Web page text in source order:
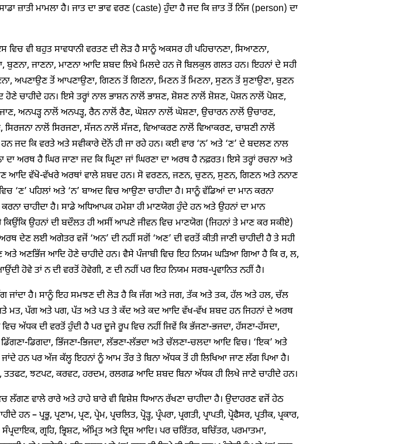
ਜ਼ਾਤੀ ਮਾਮਲਾ ਹੈ। ਜਾਤ ਦਾ ਭਾਵ ਵਰਣ (caste) ਹੁੰਦਾ ਹੈ ਜਦ ਕਿ ਜ਼ਾਤ ਤੋਂ ਨਿੱਜ (person) ਦਾ
ਵਿਚ ਵੀ ਬਹੁਤ ਸਾਵਧਾਨੀ ਵਰਤਣ ਦੀ ਲੋੜ ਹੈ ਸਾਨੂੰ ਅਕਸਰ ਹੀ ਪਹਿਚਾਨਣਾ, ਸਿਆਣਨਾ,
ਬੁਣਨਾ, ਜਾਣਨਾ, ਮਾਣਨਾ ਆਦਿ ਸ਼ਬਦ ਲਿਖੇ ਮਿਲਦੇ ਹਨ ਜੋ ਬਿਲਕੁਲ ਗਲਤ ਹਨ। ਇਹਨਾਂ ਦੇ ਸਹੀ
ਅਪਣਾਉਣ ਤੋਂ ਆਪਣਾਉਣਾ, ਗਿਣਨ ਤੋਂ ਗਿਣਨਾ, ਮਿਣਨ ਤੋਂ ਮਿਣਨਾ, ਸੁਣਨ ਤੋਂ ਸੁਣਾਉਣਾ, ਬੁਣਨ
ਹੋਣੇ ਚਾਹੀਦੇ ਹਨ। ਇਸੇ ਤਰ੍ਹਾਂ ਨਾਲ ਭਾਸ਼ਨ ਨਾਲੋਂ ਭਾਸ਼ਣ, ਸ਼ੋਸ਼ਣ ਨਾਲੋਂ ਸ਼ੋਸ਼ਣ, ਪੋਸ਼ਨ ਨਾਲੋਂ ਪੋਸ਼ਣ,
ਅਨਪੜ੍ਹ ਨਾਲੋਂ ਅਨਪੜ੍ਹ, ਰੈਨ ਨਾਲੋਂ ਰੈਣ, ਘੋਸ਼ਨਾ ਨਾਲੋਂ ਘੋਸ਼ਣਾ, ਉਚਾਰਨ ਨਾਲੋਂ ਉਚਾਰਣ,
ਨਾਲੋਂ ਸਿਰਜਣਾ, ਸੱਜਨ ਨਾਲੋਂ ਸੱਜਣ, ਵਿਆਕਰਣ ਨਾਲੋਂ ਵਿਆਕਰਣ, ਚਾਸ਼ਣੀ ਨਾਲੋਂ
ਜਦ ਕਿ ਵਰਤੇ ਅਤੇ ਸਵੀਕਾਰੇ ਦੋਨੋਂ ਹੀ ਜਾ ਰਹੇ ਹਨ। ਕਈ ਵਾਰ ‘ਨ’ ਅਤੇ ‘ਣ’ ਦੇ ਬਦਲਣ ਨਾਲ
ਅਰਥ ਹੈ ਘਿਰ ਜਾਣਾ ਜਦ ਕਿ ਘ੍ਰਿਣਾ ਜਾਂ ਘਿਰਣਾ ਦਾ ਅਰਥ ਹੈ ਨਫ਼ਰਤ। ਇਸੇ ਤਰ੍ਹਾਂ ਰਚਨਾ ਅਤੇ
ਆਦਿ ਵੱਖੋ-ਵੱਖਰੇ ਅਰਥਾਂ ਵਾਲੇ ਸ਼ਬਦ ਹਨ। ਸੋ ਵਰਣਨ, ਜਣਨ, ਚੁਣਨ, ਸੁਣਨ, ਗਿਣਨ ਅਤੇ ਨਨਾਣ
ਪਹਿਲਾਂ ਅਤੇ ‘ਨ’ ਬਾਅਦ ਵਿਚ ਆਉਣਾ ਚਾਹੀਦਾ ਹੈ। ਸਾਨੂੰ ਵੱਡਿਆਂ ਦਾ ਮਾਨ ਕਰਨਾ
ਚਾਹੀਦਾ ਹੈ। ਸਾਡੇ ਅਧਿਆਪਕ ਹਮੇਸ਼ਾ ਹੀ ਮਾਣਯੋਗ ਹੁੰਦੇ ਹਨ ਅਤੇ ਉਹਨਾਂ ਦਾ ਮਾਨ
ਕਿਉਂਕਿ ਉਹਨਾਂ ਦੀ ਬਦੌਲਤ ਹੀ ਅਸੀਂ ਆਪਣੇ ਜੀਵਨ ਵਿਚ ਮਾਣਯੋਗ (ਜਿਹਨਾਂ ਤੇ ਮਾਣ ਕਰ ਸਕੀਏ)
ਦੇਣ ਲਈ ਅਗੇਤਰ ਵਜੋਂ ‘ਅਨ’ ਦੀ ਨਹੀਂ ਸਗੋਂ ‘ਅਣ’ ਦੀ ਵਰਤੋਂ ਕੀਤੀ ਜਾਣੀ ਚਾਹੀਦੀ ਹੈ ਤੇ ਸਹੀ
ਅਣਭਿੱਜ ਆਦਿ ਹੋਣੇ ਚਾਹੀਦੇ ਹਨ। ਵੈਸੇ ਪੰਜਾਬੀ ਵਿਚ ਇਹ ਨਿਯਮ ਘੜਿਆ ਗਿਆ ਹੈ ਕਿ ਰ, ਲ,
ਹੋਵੇ ਤਾਂ ਨ ਦੀ ਵਰਤੋਂ ਹੋਵੇਗੀ, ਣ ਦੀ ਨਹੀਂ ਪਰ ਇਹ ਨਿਯਮ ਸਰਬ-ਪ੍ਰਵਾਨਿਤ ਨਹੀਂ ਹੈ।
ਜਾਂਦਾ ਹੈ। ਸਾਨੂੰ ਇਹ ਸਮਝਣ ਦੀ ਲੋੜ ਹੈ ਕਿ ਜੱਗ ਅਤੇ ਜਗ, ਤੱਕ ਅਤੇ ਤਕ, ਹੱਲ ਅਤੇ ਹਲ, ਚੱਲ
ਪੱਗ ਅਤੇ ਪਗ, ਪੱਤ ਅਤੇ ਪਤ ਤੇ ਕੱਦ ਅਤੇ ਕਦ ਆਦਿ ਵੱਖ-ਵੱਖ ਸ਼ਬਦ ਹਨ ਜਿਹਨਾਂ ਦੇ ਅਰਥ
ਅੱਧਕ ਦੀ ਵਰਤੋਂ ਹੁੰਦੀ ਹੈ ਪਰ ਦੂਜੇ ਰੂਪ ਵਿਚ ਨਹੀਂ ਜਿਵੇਂ ਕਿ ਭੱਜਣਾ-ਭਜਦਾ, ਹੱਸਣਾ-ਹੱਸਦਾ,
ਡਿਗਦਾ, ਭਿੱਜਣਾ-ਭਿਜਦਾ, ਲੱਭਣਾ-ਲੱਭਦਾ ਅਤੇ ਚੱਲਣਾ-ਚਲਦਾ ਆਦਿ ਵਿਚ। ‘ਇਕ’ ਅਤੇ
ਜਾਂਦੇ ਹਨ ਪਰ ਅੱਜ ਕੱਲ੍ਹ ਇਹਨਾਂ ਨੂੰ ਆਮ ਤੌਰ ਤੇ ਬਿਨਾ ਅੱਧਕ ਤੋਂ ਹੀ ਲਿਖਿਆ ਜਾਣ ਲੱਗ ਪਿਆ ਹੈ।
ਝਟਪਟ, ਕਰਵਟ, ਹਰਦਮ, ਰਲਗਡ ਆਦਿ ਸ਼ਬਦ ਬਿਨਾ ਅੱਧਕ ਹੀ ਲਿਖੇ ਜਾਣੇ ਚਾਹੀਦੇ ਹਨ।
ਲੱਗਣ ਵਾਲੇ ਰਾਰੇ ਅਤੇ ਹਾਹੇ ਬਾਰੇ ਵੀ ਵਿਸ਼ੇਸ਼ ਧਿਆਨ ਰੱਖਣਾ ਚਾਹੀਦਾ ਹੈ। ਉਦਾਹਰਣ ਵਜੋਂ ਹੇਠ
– ਪ੍ਰਭੂ, ਪ੍ਰਣਾਮ, ਪ੍ਰਣ, ਪ੍ਰੇਮ, ਪ੍ਰਚਲਿਤ, ਪ੍ਰੋੜ੍ਹ, ਪ੍ਰੰਪਰਾ, ਪ੍ਰਗਤੀ, ਪ੍ਰਾਪਤੀ, ਪ੍ਰੋਫੈਸਰ, ਪ੍ਰਤੀਕ, ਪ੍ਰਕਾਰ,
ਸੰਪ੍ਰਦਾਇਕ, ਗ੍ਰਹਿ, ਭ੍ਰਿਸ਼ਟ, ਅੰਮ੍ਰਿਤ ਅਤੇ ਦ੍ਰਿਸ਼ ਆਦਿ। ਪਰ ਚਰਿੱਤਰ, ਬਚਿੱਤਰ, ਪਰਮਾਤਮਾ,